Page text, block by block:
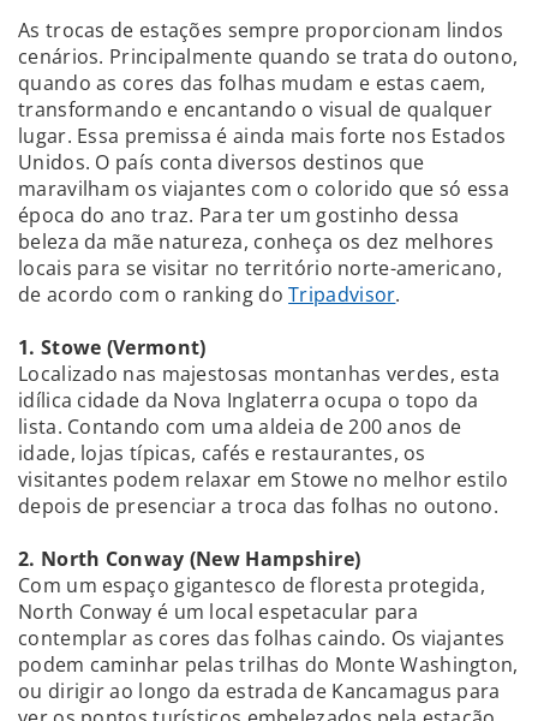
As trocas de estações sempre proporcionam lindos
cenários. Principalmente quando se trata do outono,
quando as cores das folhas mudam e estas caem,
transformando e encantando o visual de qualquer
lugar. Essa premissa é ainda mais forte nos Estados
Unidos. O país conta diversos destinos que
maravilham os viajantes com o colorido que só essa
época do ano traz. Para ter um gostinho dessa
beleza da mãe natureza, conheça os dez melhores
locais para se visitar no território norte-americano,
de acordo com o ranking doTripadvisor.
1. Stowe (Vermont)
Localizado nas majestosas montanhas verdes, esta
idílica cidade da Nova Inglaterra ocupa o topo da
lista. Contando com uma aldeia de 200 anos de
idade, lojas típicas, cafés e restaurantes, os
visitantes podem relaxar em Stowe no melhor estilo
depois de presenciar a troca das folhas no outono.
2. North Conway (New Hampshire)
Com um espaço gigantesco de floresta protegida,
North Conway é um local espetacular para
contemplar as cores das folhas caindo. Os viajantes
podem caminhar pelas trilhas do Monte Washington,
ou dirigir ao longo da estrada de Kancamagus para